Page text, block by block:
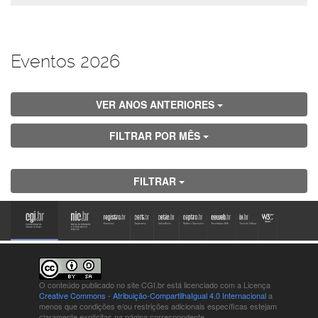
Eventos 2026
VER ANOS ANTERIORES
FILTRAR POR MÊS
FILTRAR
O conteúdo publicado no site CGI.br está licenciado com a Licença
Creative Commons - Atribuição-CompartilhaIgual 4.0 Internacionala
menos que condições e/ou restrições adicionais específicas estejam